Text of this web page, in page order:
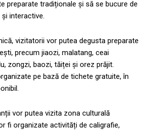
preparate tradiționale și să se bucure de
interactive.
vizitatorii vor putea degusta preparate
precum jiaozi, malatang, ceai
zongzi, baozi, tăiței și orez prăjit.
pe bază de tichete gratuite, în
vor putea vizita zona culturală
fi organizate activități de caligrafie,